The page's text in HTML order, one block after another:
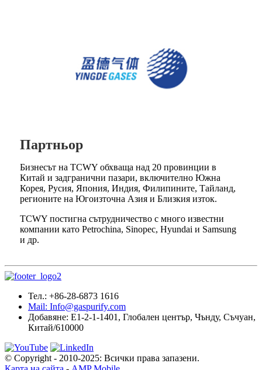
Партньор
Бизнесът на TCWY обхваща над 20 провинции в
Китай и задгранични пазари, включително Южна
Корея, Русия, Япония, Индия, Филипините, Тайланд,
регионите на Югоизточна Азия и Близкия изток.
TCWY постигна сътрудничество с много известни
компании като Petrochina, Sinopec, Hyundai и Samsung
и др.
Тел.: +86-28-6873 1616
Mail: Info@gaspurify.com
Добавяне: E1-2-1-1401, Глобален център, Чънду, Съчуан,
Китай/610000
© Copyright - 2010-2025: Всички права запазени.